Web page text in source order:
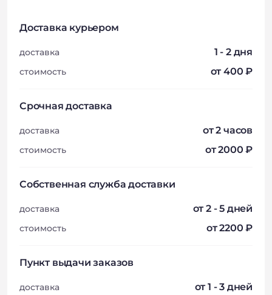
Доставка курьером
доставка 1 - 2 дня
стоимость от 400 ₽
Срочная доставка
доставка от 2 часов
стоимость от 2000 ₽
Собственная служба доставки
доставка от 2 - 5 дней
стоимость от 2200 ₽
Пункт выдачи заказов
доставка от 1 - 3 дней